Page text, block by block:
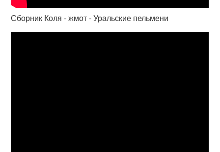
Сборник Коля - жмот - Уральские пельмени